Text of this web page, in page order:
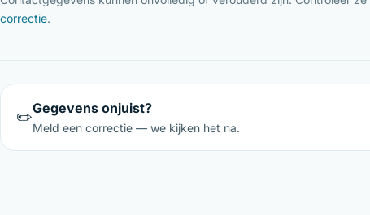
correctie.
✏️Gegevens onjuist?
Meld een correctie — we kijken het na.